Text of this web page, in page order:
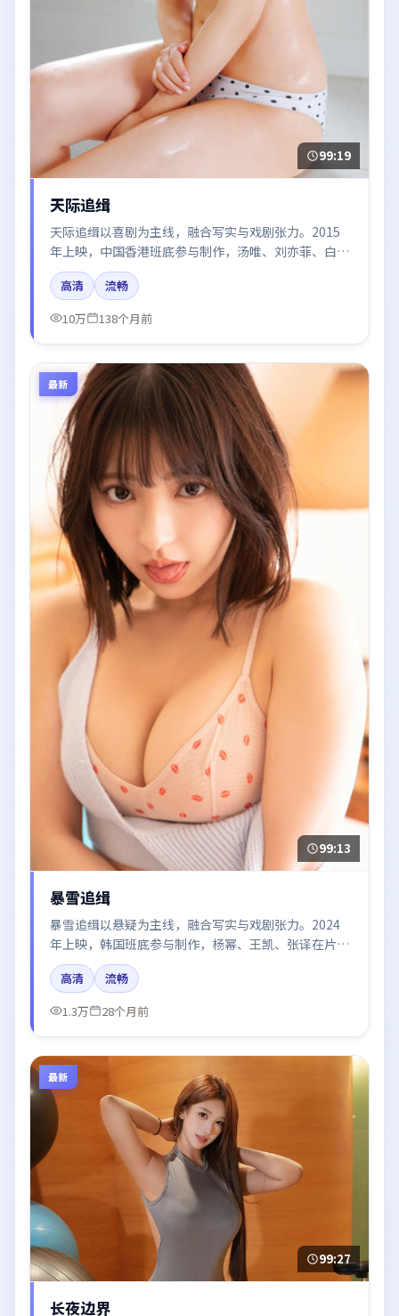
99:19
天际追缉
天际追缉以喜剧为主线，融合写实与戏剧张力。2015
年上映，中国香港班底参与制作，汤唯、刘亦菲、白
宇、秦海璐在片中呈现细腻表演，影像风格统一，配乐
与剪辑强化了情绪曲线。
高清
流畅
10万
138个月前
最新
99:13
暴雪追缉
暴雪追缉以悬疑为主线，融合写实与戏剧张力。2024
年上映，韩国班底参与制作，杨幂、王凯、张译在片中
呈现细腻表演，影像风格统一，配乐与剪辑强化了情绪
曲线。
高清
流畅
1.3万
28个月前
最新
99:27
长夜边界